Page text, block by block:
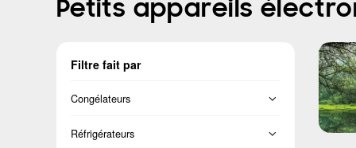
Glacière à
Congélateur
Commerce de
Supermarché
Petits appareils
Filtre fait par
Congélateurs
Congélateur vertical
Réfrigérateurs